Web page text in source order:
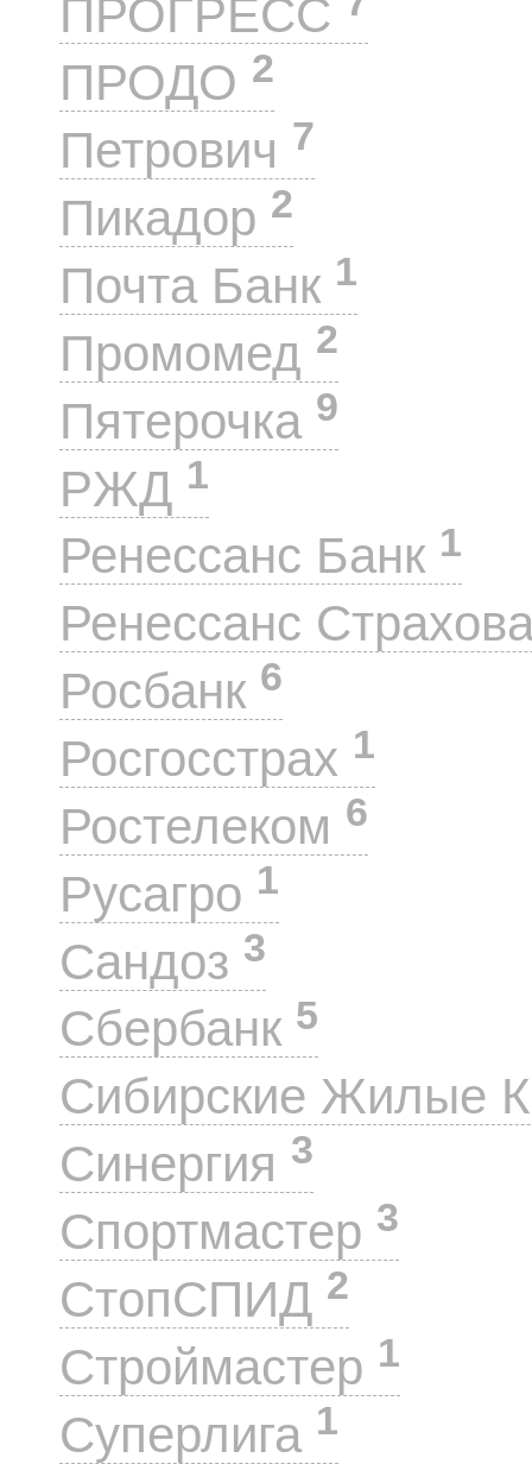
ПРОГРЕСС
ПРОДО 2
Петрович 7
Пикадор 2
Почта Банк 1
Промомед 2
Пятерочка 9
РЖД 1
Ренессанс Банк 1
Ренессанс
Росбанк 6
Росгосстрах 1
Ростелеком 6
Русагро 1
Сандоз 3
Сбербанк 5
Сибирские Жилые
Синергия 3
Спортмастер 3
СтопСПИД 2
Строймастер 1
Суперлига 1